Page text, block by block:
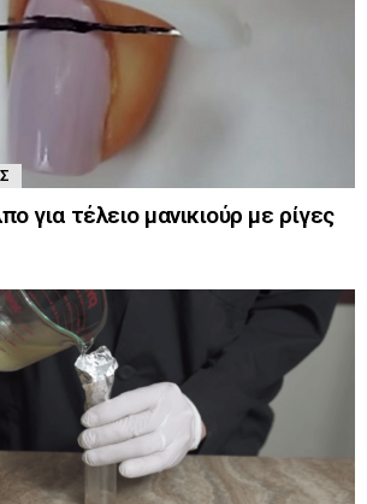
για τέλειο μανικιούρ με ρίγες